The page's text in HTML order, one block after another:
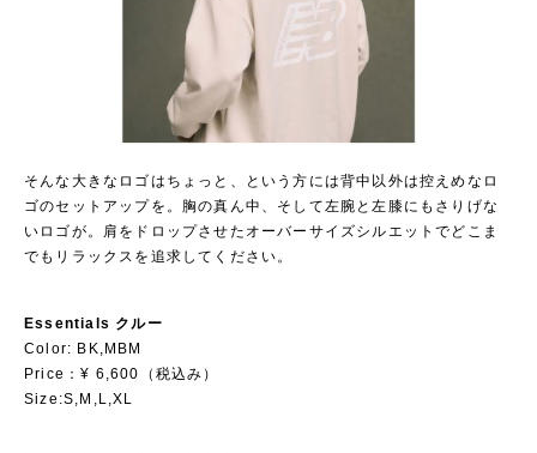
そんな大きなロゴはちょっと、という方には背中以外は控えめなロ
ゴのセットアップを。胸の真ん中、そして左腕と左膝にもさりげな
いロゴが。肩をドロップさせたオーバーサイズシルエットでどこま
でもリラックスを追求してください。
Essentials クルー
Color: BK,MBM
Price：¥ 6,600（税込み）
Size:S,M,L,XL